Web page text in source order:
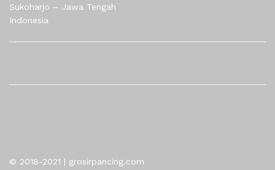
Sukoharjo – Jawa Tengah
Indonesia
© 2018-2021 | grosirpancing.com